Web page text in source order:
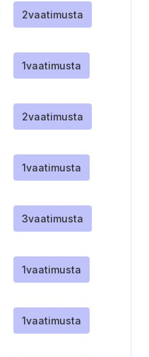
2vaatimusta
1vaatimusta
2vaatimusta
1vaatimusta
3vaatimusta
1vaatimusta
1vaatimusta